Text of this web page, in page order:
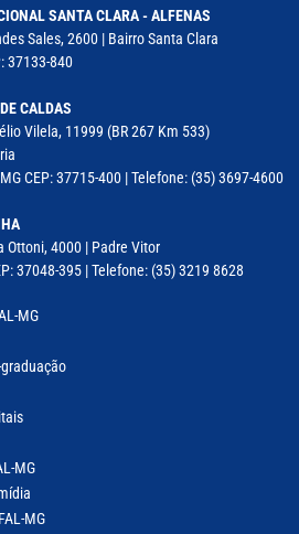
SANTA CLARA - ALFENAS
Sales, 2600 | Bairro Santa Clara
37133-840
CALDAS
Vilela, 11999 (BR 267 Km 533)
CEP: 37715-400 | Telefone: (35) 3697-4600
Ottoni, 4000 | Padre Vitor
37048-395 | Telefone: (35) 3219 8628
MG
MG
MG